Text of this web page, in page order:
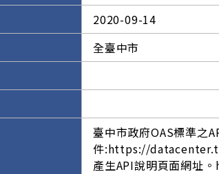
2020-09-14
全臺中市
臺中市政府OAS標準之
件:https://
產生API說明頁面網